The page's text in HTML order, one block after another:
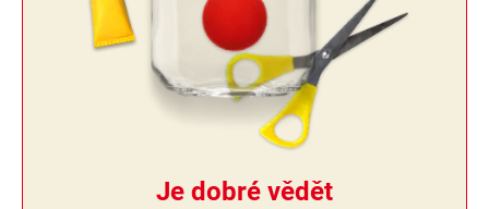
Je dobré vědět